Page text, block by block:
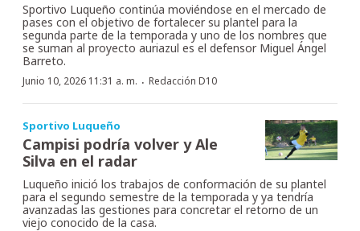
Sportivo Luqueño continúa moviéndose en el mercado de
pases con el objetivo de fortalecer su plantel para la
segunda parte de la temporada y uno de los nombres que
se suman al proyecto auriazul es el defensor Miguel Ángel
Barreto.
Junio 10, 2026 11:31 a. m. · Redacción D10
Sportivo Luqueño
Campisi podría volver y Ale
Silva en el radar
Luqueño inició los trabajos de conformación de su plantel
para el segundo semestre de la temporada y ya tendría
avanzadas las gestiones para concretar el retorno de un
viejo conocido de la casa.